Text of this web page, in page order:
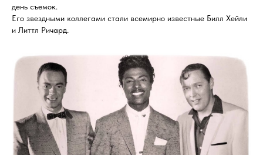
день съемок.
Его звездными коллегами стали всемирно известные Билл Хейли
и Литтл Ричард.